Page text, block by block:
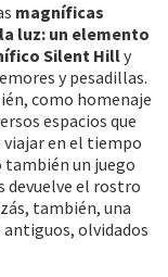
magníficas
luz: un elemento
Silent Hilly
y pesadillas.
como homenaje
espacios que
viajar en el tiempo
también un juego
devuelve el rostro
también, una
antiguos, olvidados